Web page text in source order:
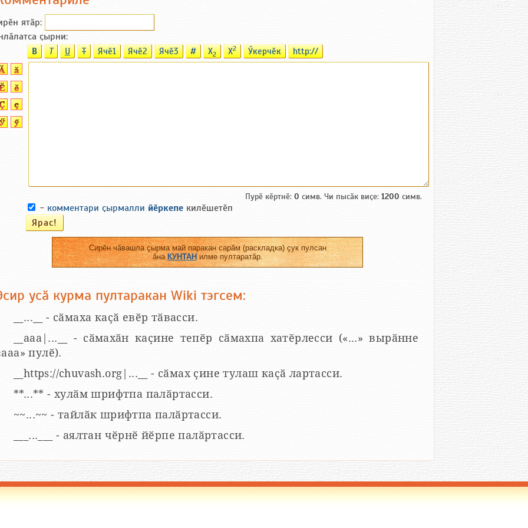
ятӑp:
ҫырни:
B T U T Ячӗ1 Ячӗ2 Ячӗ3 # X2 X2 Ӳкерчӗк http://
Пурӗ кӗртнӗ: 0 симв. Чи пысӑк виҫе: 1200 симв.
- комментари ҫырмалли йӗркепе килӗшетӗп
Сирӗн чӑвашла ҫырма май паракан сарӑм (раскладка) ҫук пулсан
ӑнаКУНТАНилме пултаратӑр.
усӑ курма пултаракан Wiki тэгсем:
__...__ - сӑмаха каҫӑ евӗр тӑвасси.
__aaa|...__ - сӑмахӑн каҫине тепӗр сӑмахпа хатӗрлесси («...» вырӑнне
пулӗ).
__https://chuvash.org|...__ - сӑмах ҫине тулаш каҫӑ лартасси.
**...** - хулӑм шрифтпа палӑртасси.
~~...~~ - тайлӑк шрифтпа палӑртасси.
___...___ - аялтан чӗрнӗ йӗрпе палӑртасси.